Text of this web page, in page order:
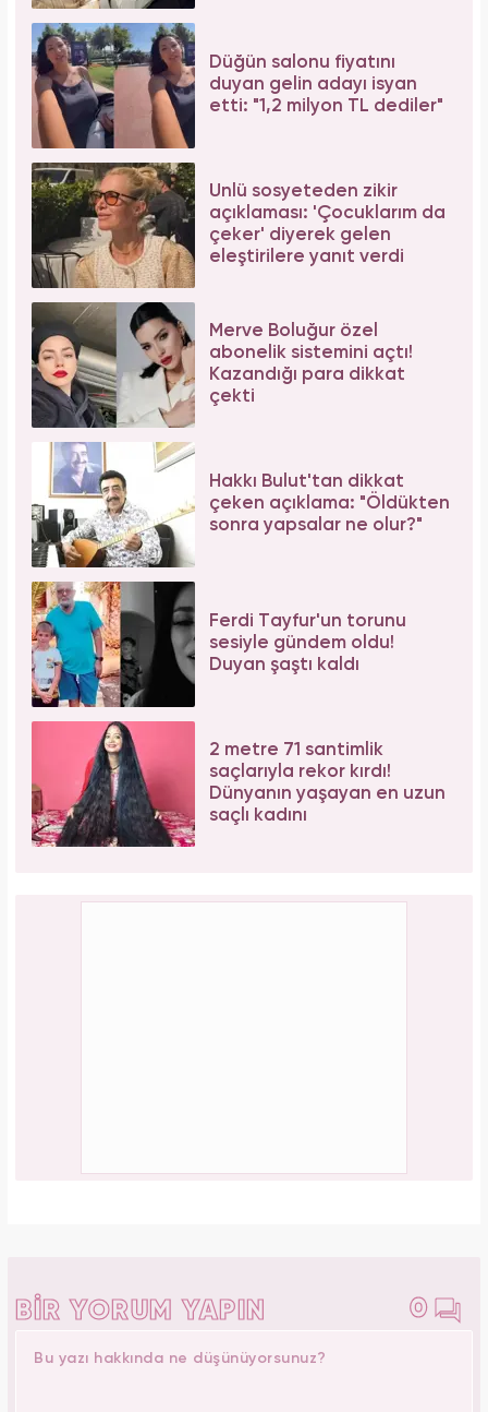
Düğün salonu fiyatını
duyan gelin adayı isyan
etti: "1,2 milyon TL dediler"
Ünlü sosyeteden zikir
açıklaması: 'Çocuklarım da
çeker' diyerek gelen
eleştirilere yanıt verdi
Merve Boluğur özel
abonelik sistemini açtı!
Kazandığı para dikkat
çekti
Hakkı Bulut'tan dikkat
çeken açıklama: "Öldükten
sonra yapsalar ne olur?"
Ferdi Tayfur'un torunu
sesiyle gündem oldu!
Duyan şaştı kaldı
2 metre 71 santimlik
saçlarıyla rekor kırdı!
Dünyanın yaşayan en uzun
saçlı kadını
BİR YORUM YAPIN 0